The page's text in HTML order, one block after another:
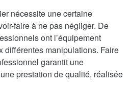
nécessite une certaine
faire à ne pas négliger. De
ont l’équipement
différentes manipulations. Faire
garantit une
prestation de qualité, réalisée